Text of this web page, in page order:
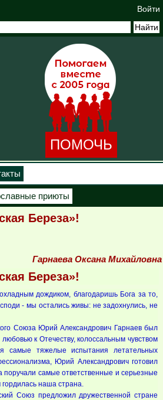
Войти
ПОМОЧЬ
приюты
Береза»!
Гарнаева Оксана Михайловна
Береза»!
дождиком, благодаришь Бога за то,
- мы остались живы: не задохнулись, не
Союза Юрий Александрович Гарнаев был
к Отечеству, колоссальным чувством
самые тяжелые испытания летательных
Юрий Александрович готовил
поручали самые ответственные и серьезные
наша страна.
Союз предложил дружественной стране